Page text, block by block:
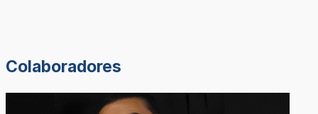
Colaboradores